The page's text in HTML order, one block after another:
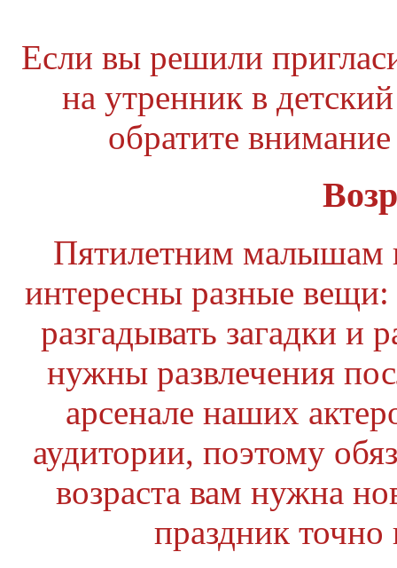
Если вы решили
на утренник в
обратите
Пятилетним малышам
интересны разные
разгадывать загадки и
нужны развлечения
арсенале наших
аудитории, поэтому
возраста вам нужна
праздник точно